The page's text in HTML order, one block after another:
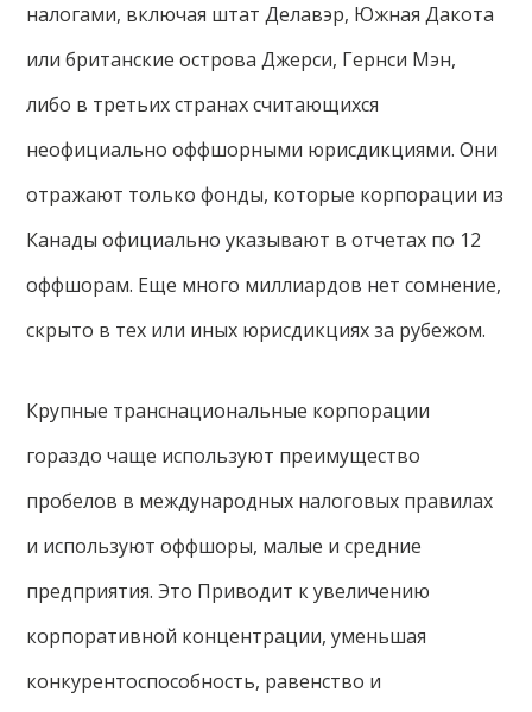
налогами, включая штат Делавэр, Южная Дакота
или британские острова Джерси, Гернси Мэн,
либо в третьих странах считающихся
неофициально оффшорными юрисдикциями. Они
отражают только фонды, которые корпорации из
Канады официально указывают в отчетах по 12
оффшорам. Еще много миллиардов нет сомнение,
скрыто в тех или иных юрисдикциях за рубежом.
Крупные транснациональные корпорации
гораздо чаще используют преимущество
пробелов в международных налоговых правилах
и используют оффшоры, малые и средние
предприятия. Это Приводит к увеличению
корпоративной концентрации, уменьшая
конкурентоспособность, равенство и